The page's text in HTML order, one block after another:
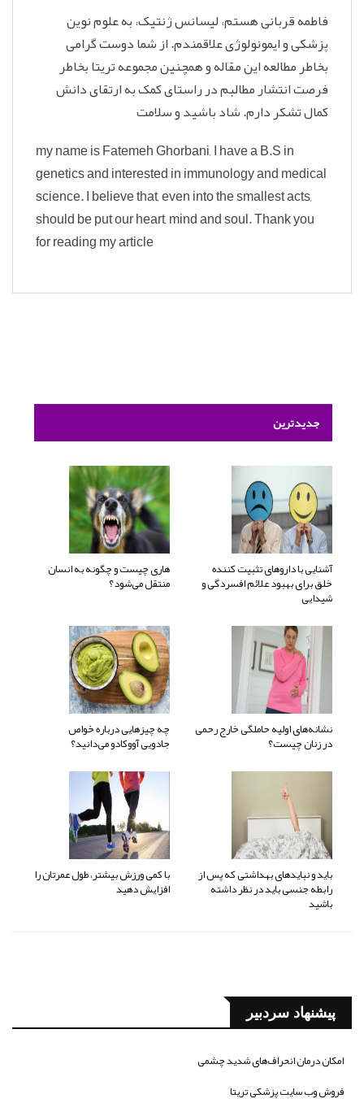
فاطمه قربانی هستم، لیسانس ژنتیک، به علوم نوین
پزشکی و ایمونولوژی علاقمندم. از شما دوست گرامی
بخاطر مطالعه این مقاله و همچنین مجموعه تریتا بخاطر
فرصت انتشار مطالبم در راستای کمک به ارتقای دانش
کمال تشکر دارم. شاد باشید و سلامت
my name is Fatemeh Ghorbani, I have a B.S in
genetics and interested in immunology and medical
science. I believe that, even into the smallest acts,
should be put our heart, mind and soul. Thank you
for reading my article
جدیدترین
آشنایی با داروهای تثبیت کننده
خلق برای بهبود علائم افسردگی و
شیدایی
هاری چیست و چگونه به انسان
منتقل می‌شود؟
نشانه‌های اولیه حاملگی خارج رحمی
در زنان چیست؟
چه چیزهایی درباره خواص
جادویی آووکادو می‌دانید؟
باید و نبایدهای بهداشتی که پس از
رابطه جنسی باید در نظر داشته
باشید
با کمی ورزش بیشتر، طول عمرتان را
افزایش دهید
پیشنهاد سردبیر
امکان درمان انحراف‌های شدید چشمی
فروش وب سایت پزشکی تریتا